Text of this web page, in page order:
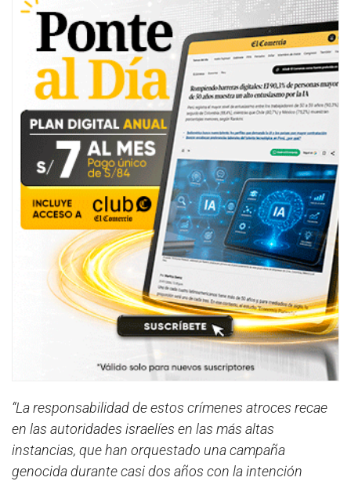
“La responsabilidad de estos crímenes atroces recae
en las autoridades israelíes en las más altas
instancias, que han orquestado una campaña
genocida durante casi dos años con la intención